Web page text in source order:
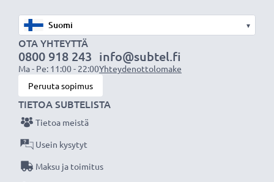
Huomio:Maksimaalisen akun suorituskyvyn,
tehokkuuden ja käyttöiän varmistamiseksi lataa akku
täyteen ennen ensimmäistä käyttökertaa.
Jokainen CELLONIC tarvikeakkumme testataan
tehokkuuden varmistamiseksi. Tilaa nyt, 3 vuoden
▾
OTA YHTEYTTÄ
0800 918 243
Ma - Pe: 11:00 - 22:00
info@subtel.fi
Yhteydenottolomake
Peruuta sopimus
TIETOA SUBTELISTA
Tietoa meistä
Usein kysytyt
Maksu ja toimitus